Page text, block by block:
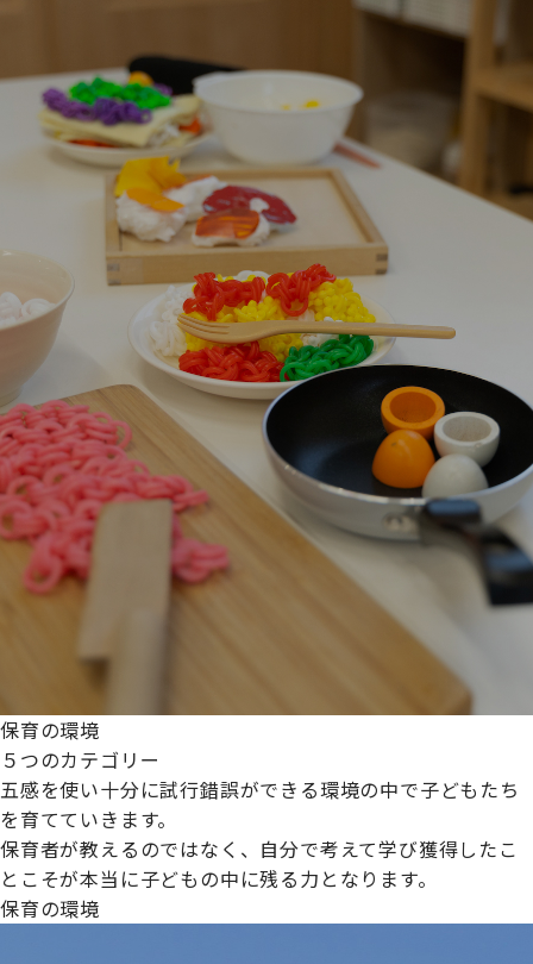
保育の環境
５つのカテゴリー
五感を使い十分に試行錯誤ができる環境の中で子どもたち
を育てていきます。
保育者が教えるのではなく、自分で考えて学び獲得したこ
とこそが本当に子どもの中に残る力となります。
保育の環境